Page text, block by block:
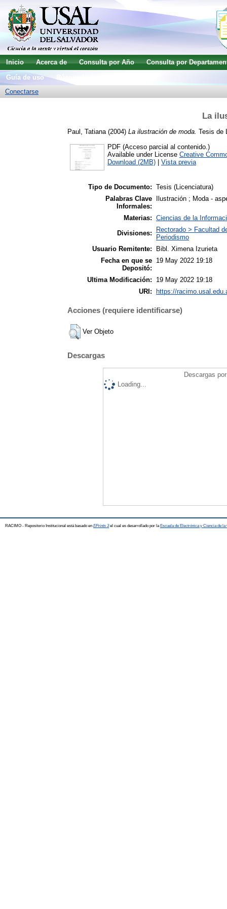
Inicio Acerca de Consulta por Año
Consulta por
Guía de uso
Conectarse
La
Paul, Tatiana (2004) La ilustración de moda. Tesis de
PDF (Acceso parcial al contenido.)
Available under License Creative
Download (2MB)
Vista previa
Tipo de Documento: Tesis (Licenciatura)
Palabras Clave
Informales:
Ilustración ; Moda -
Materias: Ciencias de la
Divisiones:
Rectorado > Facultad
Periodismo
Usuario Remitente:
Bibl. Ximena Izurieta
Fecha en que se
Depositó:
19 May 2022 19:18
Ultima Modificación:
19 May 2022 19:18
URI:
https://
Acciones (requiere identificarse)
Ver Objeto
Descargas
Descargas
Loading...
RACIMO - Repositorio Institucional está basado en EPrints 3el cual es desarrollado por la Escuela de Electrónica y Ciencia de la